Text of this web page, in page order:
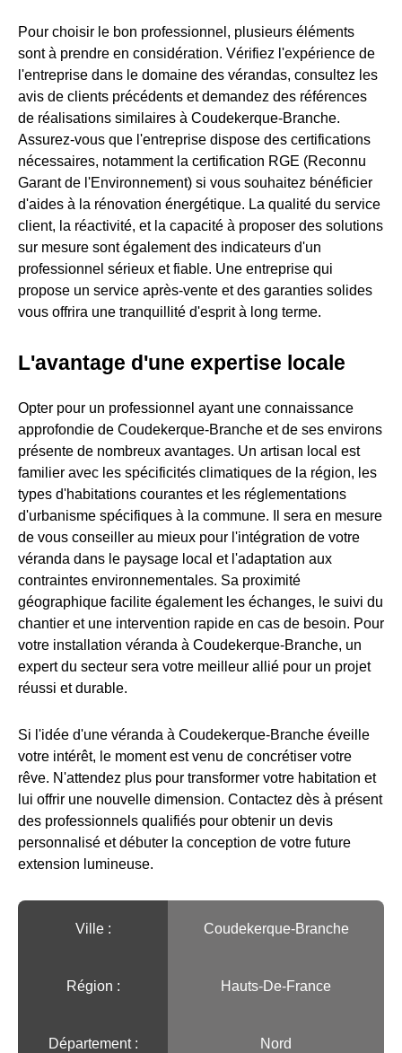
Pour choisir le bon professionnel, plusieurs éléments
sont à prendre en considération. Vérifiez l'expérience de
l'entreprise dans le domaine des vérandas, consultez les
avis de clients précédents et demandez des références
de réalisations similaires à Coudekerque-Branche.
Assurez-vous que l'entreprise dispose des certifications
nécessaires, notamment la certification RGE (Reconnu
Garant de l'Environnement) si vous souhaitez bénéficier
d'aides à la rénovation énergétique. La qualité du service
client, la réactivité, et la capacité à proposer des solutions
sur mesure sont également des indicateurs d'un
professionnel sérieux et fiable. Une entreprise qui
propose un service après-vente et des garanties solides
vous offrira une tranquillité d'esprit à long terme.
L'avantage d'une expertise locale
Opter pour un professionnel ayant une connaissance
approfondie de Coudekerque-Branche et de ses environs
présente de nombreux avantages. Un artisan local est
familier avec les spécificités climatiques de la région, les
types d'habitations courantes et les réglementations
d'urbanisme spécifiques à la commune. Il sera en mesure
de vous conseiller au mieux pour l'intégration de votre
véranda dans le paysage local et l'adaptation aux
contraintes environnementales. Sa proximité
géographique facilite également les échanges, le suivi du
chantier et une intervention rapide en cas de besoin. Pour
votre installation véranda à Coudekerque-Branche, un
expert du secteur sera votre meilleur allié pour un projet
réussi et durable.
Si l'idée d'une véranda à Coudekerque-Branche éveille
votre intérêt, le moment est venu de concrétiser votre
rêve. N'attendez plus pour transformer votre habitation et
lui offrir une nouvelle dimension. Contactez dès à présent
des professionnels qualifiés pour obtenir un devis
personnalisé et débuter la conception de votre future
extension lumineuse.
Ville :️ Coudekerque-Branche
Région :️ Hauts-De-France
Département : Nord